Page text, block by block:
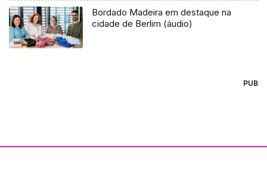
Bordado Madeira em destaque na
cidade de Berlim (áudio)
PUB